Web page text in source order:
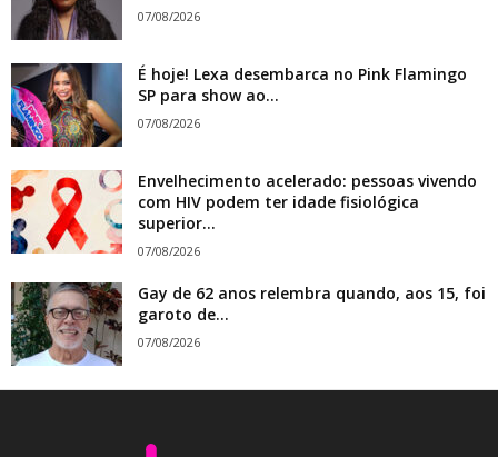
07/08/2026
É hoje! Lexa desembarca no Pink Flamingo
SP para show ao...
07/08/2026
Envelhecimento acelerado: pessoas vivendo
com HIV podem ter idade fisiológica
superior...
07/08/2026
Gay de 62 anos relembra quando, aos 15, foi
garoto de...
07/08/2026